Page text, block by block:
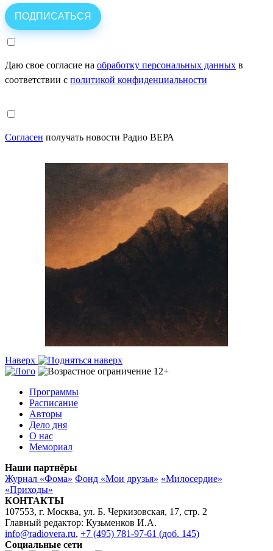
Даю свое согласие на обработку персональных данных в
соответствии с политикой конфиденциальности
Согласен получать новости Радио ВЕРА
Наверх
Программы
Расписание
Авторы
Дело дня
О нас
Мемориал
Наши партнёры
Журнал «Фома» Фонд «Мои друзья» «Милосердие»
«Приходы»
КОНТАКТЫ
107553, г. Москва, ул. Б. Черкизовская, 17, стр. 2
Главный редактор: Кузьменков И.А.
info@radiovera.ru, +7 (495) 781-97-61 (доб. 145)
Социальные сети